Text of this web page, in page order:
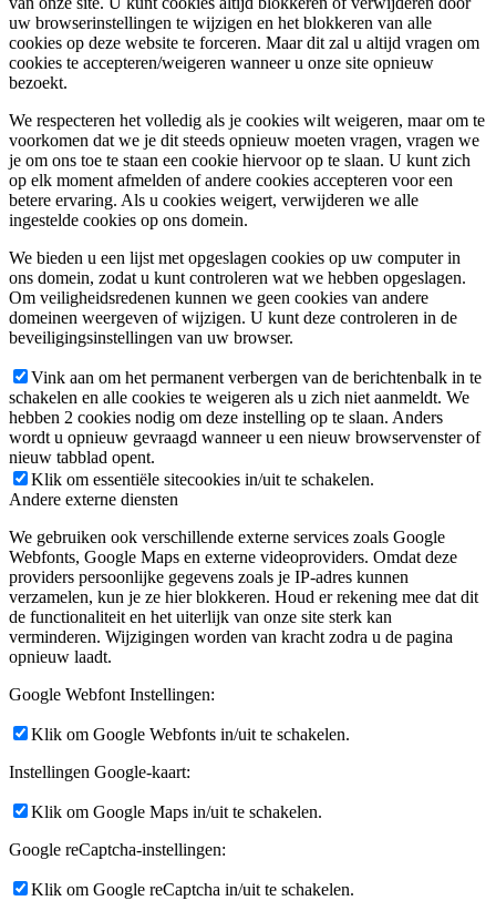
uw browserinstellingen te wijzigen en het blokkeren van alle
cookies op deze website te forceren. Maar dit zal u altijd vragen om
cookies te accepteren/weigeren wanneer u onze site opnieuw
bezoekt.
We respecteren het volledig als je cookies wilt weigeren, maar om te
voorkomen dat we je dit steeds opnieuw moeten vragen, vragen we
je om ons toe te staan een cookie hiervoor op te slaan. U kunt zich
op elk moment afmelden of andere cookies accepteren voor een
betere ervaring. Als u cookies weigert, verwijderen we alle
ingestelde cookies op ons domein.
We bieden u een lijst met opgeslagen cookies op uw computer in
ons domein, zodat u kunt controleren wat we hebben opgeslagen.
Om veiligheidsredenen kunnen we geen cookies van andere
domeinen weergeven of wijzigen. U kunt deze controleren in de
beveiligingsinstellingen van uw browser.
Vink aan om het permanent verbergen van de berichtenbalk in te
schakelen en alle cookies te weigeren als u zich niet aanmeldt. We
hebben 2 cookies nodig om deze instelling op te slaan. Anders
wordt u opnieuw gevraagd wanneer u een nieuw browservenster of
nieuw tabblad opent.
Klik om essentiële sitecookies in/uit te schakelen.
Andere externe diensten
We gebruiken ook verschillende externe services zoals Google
Webfonts, Google Maps en externe videoproviders. Omdat deze
providers persoonlijke gegevens zoals je IP-adres kunnen
verzamelen, kun je ze hier blokkeren. Houd er rekening mee dat dit
de functionaliteit en het uiterlijk van onze site sterk kan
verminderen. Wijzigingen worden van kracht zodra u de pagina
opnieuw laadt.
Google Webfont Instellingen:
Klik om Google Webfonts in/uit te schakelen.
Instellingen Google-kaart:
Klik om Google Maps in/uit te schakelen.
Google reCaptcha-instellingen:
Klik om Google reCaptcha in/uit te schakelen.